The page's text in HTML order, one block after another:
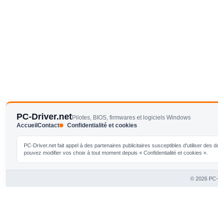
PC-Driver.netPilotes, BIOS, firmwares et logiciels Windows
AccueilContact Confidentialité et cookies
PC-Driver.net fait appel à des partenaires publicitaires susceptibles d'utiliser
pouvez modifier vos choix à tout moment depuis « Confidentialité et cookies ».
© 2026